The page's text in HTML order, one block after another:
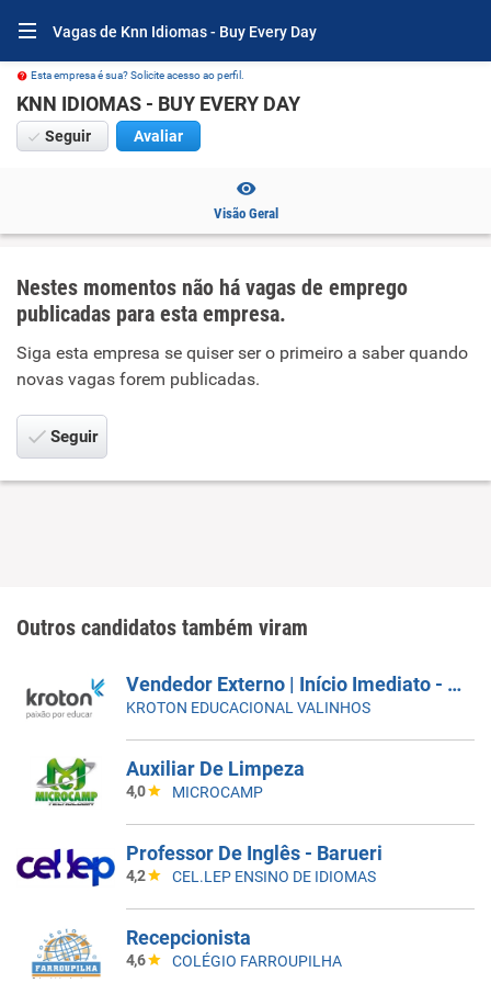
Vagas de Knn Idiomas - Buy Every Day
Esta empresa é sua? Solicite acesso ao perfil.
KNN IDIOMAS - BUY EVERY DAY
Seguir Avaliar
Visão Geral
Nestes momentos não há vagas de emprego
publicadas para esta empresa.
Siga esta empresa se quiser ser o primeiro a saber quando
novas vagas forem publicadas.
Seguir
Outros candidatos também viram
Vendedor Externo | Início Imediato - SUMARÉ
KROTON EDUCACIONAL VALINHOS
Auxiliar De Limpeza
4,0 MICROCAMP
Professor De Inglês - Barueri
4,2 CEL.LEP ENSINO DE IDIOMAS
Recepcionista
4,6 COLÉGIO FARROUPILHA